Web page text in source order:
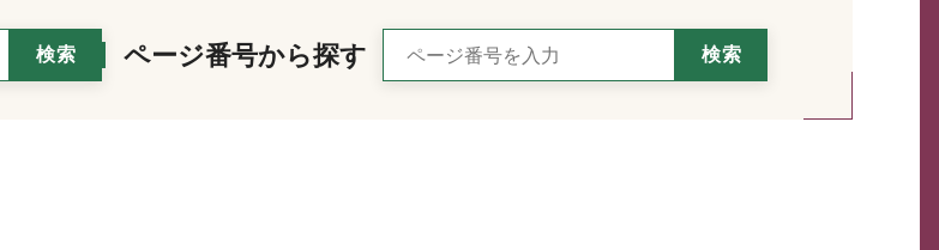
ページ番号から探す